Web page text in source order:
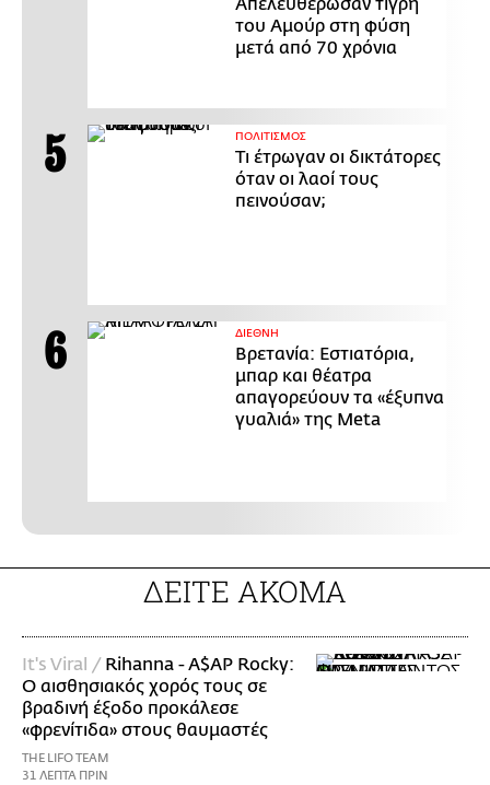
Απελευθέρωσαν τίγρη
του Αμούρ στη φύση
μετά από 70 χρόνια
ΠΟΛΙΤΙΣΜΟΣ
Τι έτρωγαν οι δικτάτορες
όταν οι λαοί τους
πεινούσαν;
ΔΙΕΘΝΗ
Βρετανία: Εστιατόρια,
μπαρ και θέατρα
απαγορεύουν τα «έξυπνα
γυαλιά» της Meta
ΔΕΙΤΕ ΑΚΟΜΑ
It's Viral / Rihanna - A$AP Rocky:
Ο αισθησιακός χορός τους σε
βραδινή έξοδο προκάλεσε
«φρενίτιδα» στους θαυμαστές
THE LIFO TEAM
31 ΛΕΠΤΑ ΠΡΙΝ